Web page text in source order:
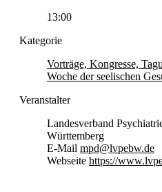
13:00
Kategorie
Vorträge, Kongresse,
Woche der seelischen
Veranstalter
Landesverband
Württemberg
E-Mail mpd@lvpebw.de
Webseite https://